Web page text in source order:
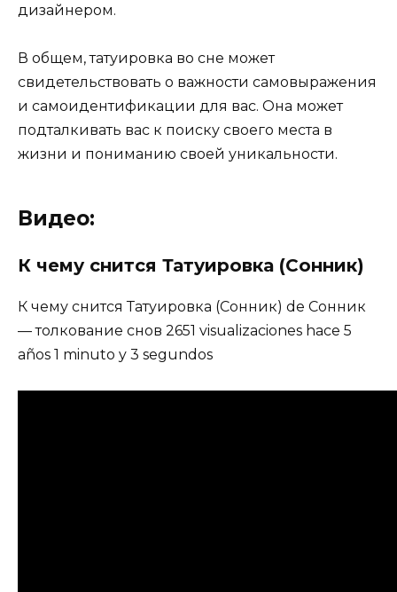
дизайнером.
В общем, татуировка во сне может
свидетельствовать о важности самовыражения
и самоидентификации для вас. Она может
подталкивать вас к поиску своего места в
жизни и пониманию своей уникальности.
Видео:
К чему снится Татуировка (Сонник)
К чему снится Татуировка (Сонник) de Сонник
— толкование снов 2651 visualizaciones hace 5
años 1 minuto y 3 segundos